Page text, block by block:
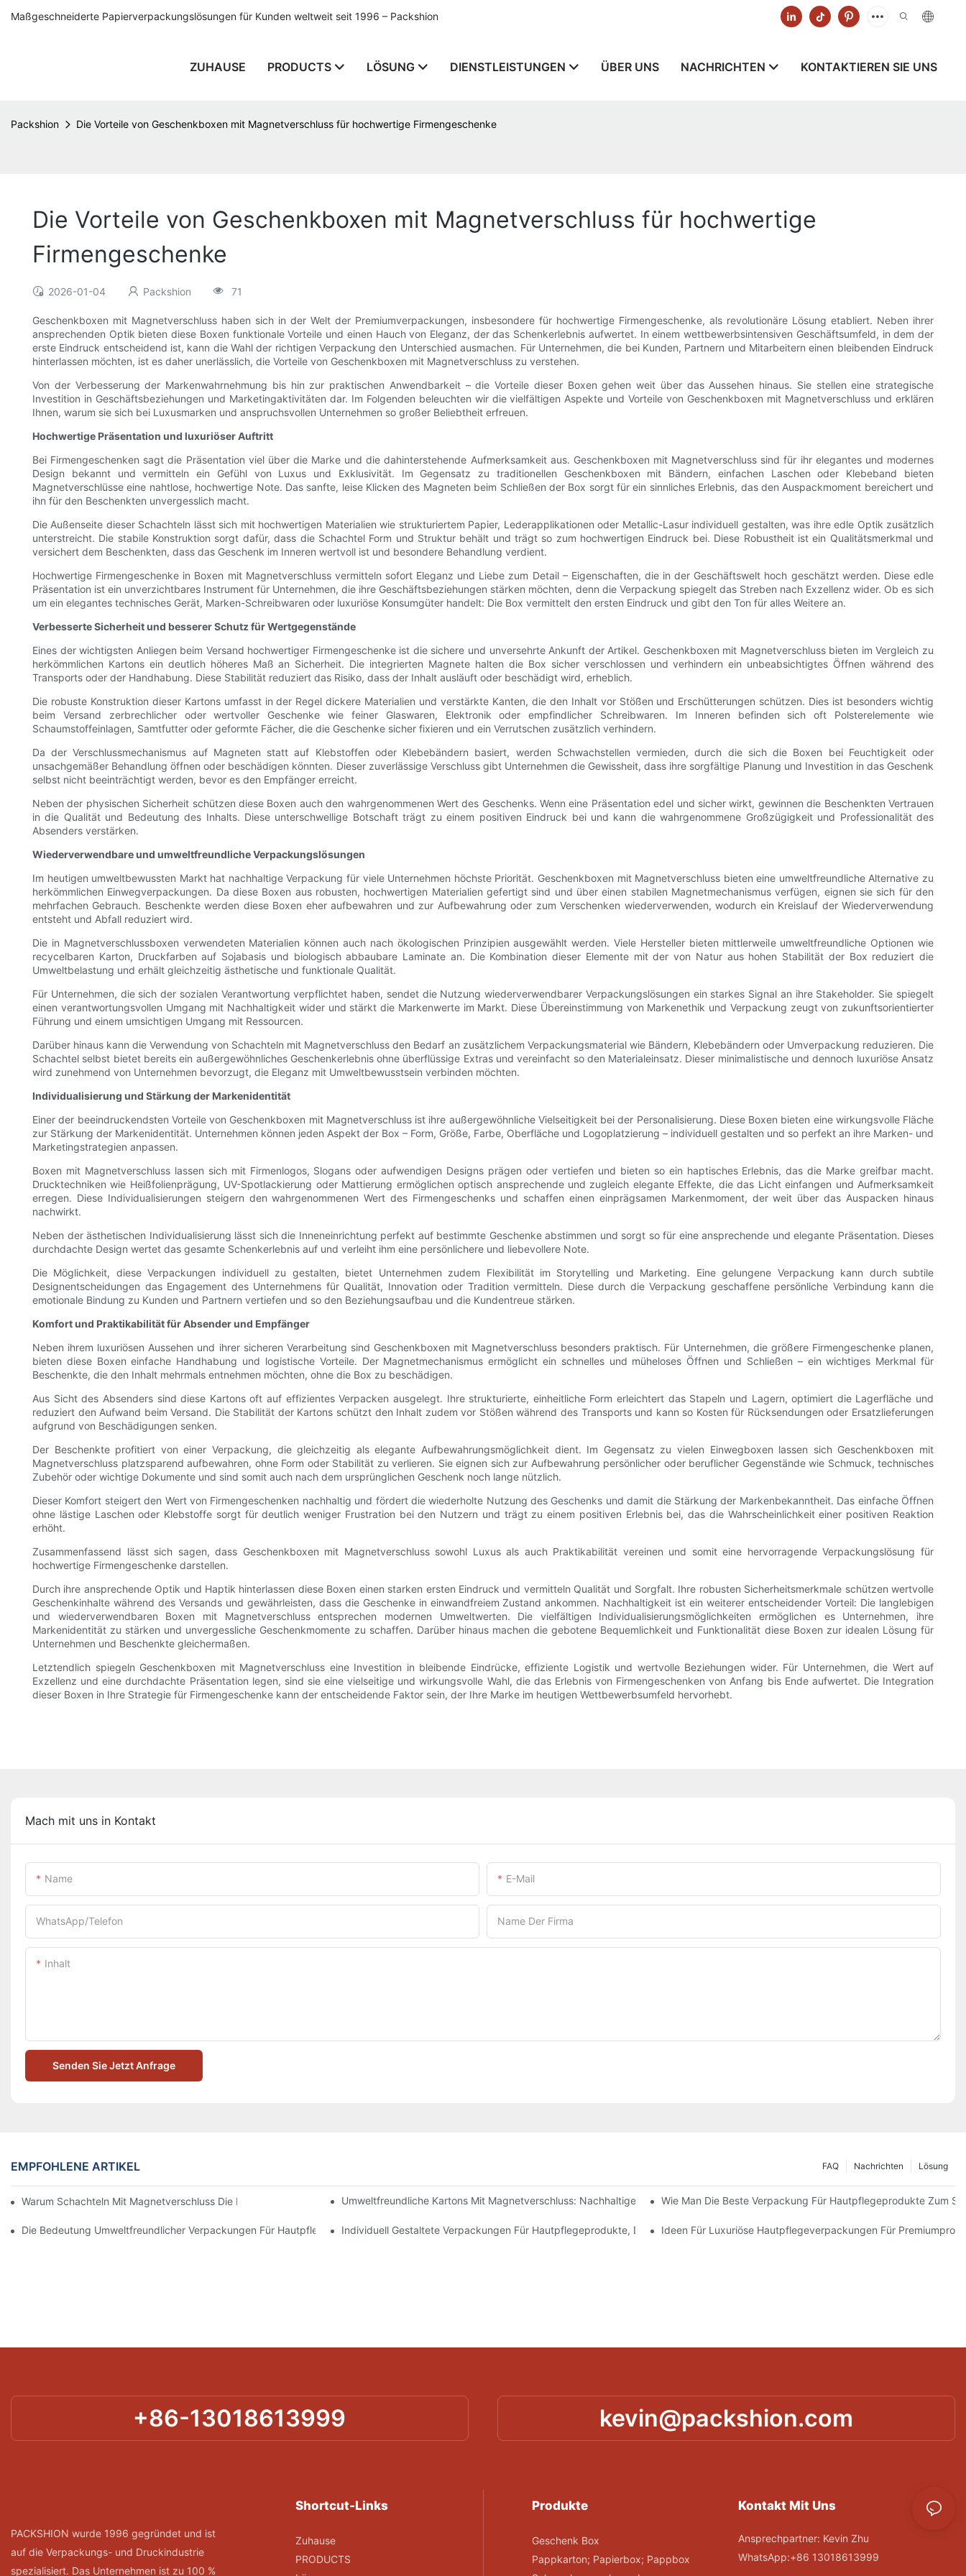
Maßgeschneiderte Papierverpackungslösungen für Kunden weltweit seit 1996 – Packshion
ZUHAUSE PRODUCTS LÖSUNG DIENSTLEISTUNGEN ÜBER UNS NACHRICHTEN KONTAKTIEREN SIE UNS
Packshion Die Vorteile von Geschenkboxen mit Magnetverschluss für hochwertige Firmengeschenke
Die Vorteile von Geschenkboxen mit Magnetverschluss für hochwertige
Firmengeschenke
2026-01-04 Packshion 71
Geschenkboxen mit Magnetverschluss haben sich in der Welt der Premiumverpackungen, insbesondere für hochwertige Firmengeschenke, als revolutionäre Lösung etabliert. Neben ihrer
ansprechenden Optik bieten diese Boxen funktionale Vorteile und einen Hauch von Eleganz, der das Schenkerlebnis aufwertet. In einem wettbewerbsintensiven Geschäftsumfeld, in dem der
erste Eindruck entscheidend ist, kann die Wahl der richtigen Verpackung den Unterschied ausmachen. Für Unternehmen, die bei Kunden, Partnern und Mitarbeitern einen bleibenden Eindruck
hinterlassen möchten, ist es daher unerlässlich, die Vorteile von Geschenkboxen mit Magnetverschluss zu verstehen.
Von der Verbesserung der Markenwahrnehmung bis hin zur praktischen Anwendbarkeit – die Vorteile dieser Boxen gehen weit über das Aussehen hinaus. Sie stellen eine strategische
Investition in Geschäftsbeziehungen und Marketingaktivitäten dar. Im Folgenden beleuchten wir die vielfältigen Aspekte und Vorteile von Geschenkboxen mit Magnetverschluss und erklären
Ihnen, warum sie sich bei Luxusmarken und anspruchsvollen Unternehmen so großer Beliebtheit erfreuen.
Hochwertige Präsentation und luxuriöser Auftritt
Bei Firmengeschenken sagt die Präsentation viel über die Marke und die dahinterstehende Aufmerksamkeit aus. Geschenkboxen mit Magnetverschluss sind für ihr elegantes und modernes
Design bekannt und vermitteln ein Gefühl von Luxus und Exklusivität. Im Gegensatz zu traditionellen Geschenkboxen mit Bändern, einfachen Laschen oder Klebeband bieten
Magnetverschlüsse eine nahtlose, hochwertige Note. Das sanfte, leise Klicken des Magneten beim Schließen der Box sorgt für ein sinnliches Erlebnis, das den Auspackmoment bereichert und
ihn für den Beschenkten unvergesslich macht.
Die Außenseite dieser Schachteln lässt sich mit hochwertigen Materialien wie strukturiertem Papier, Lederapplikationen oder Metallic-Lasur individuell gestalten, was ihre edle Optik zusätzlich
unterstreicht. Die stabile Konstruktion sorgt dafür, dass die Schachtel Form und Struktur behält und trägt so zum hochwertigen Eindruck bei. Diese Robustheit ist ein Qualitätsmerkmal und
versichert dem Beschenkten, dass das Geschenk im Inneren wertvoll ist und besondere Behandlung verdient.
Hochwertige Firmengeschenke in Boxen mit Magnetverschluss vermitteln sofort Eleganz und Liebe zum Detail – Eigenschaften, die in der Geschäftswelt hoch geschätzt werden. Diese edle
Präsentation ist ein unverzichtbares Instrument für Unternehmen, die ihre Geschäftsbeziehungen stärken möchten, denn die Verpackung spiegelt das Streben nach Exzellenz wider. Ob es sich
um ein elegantes technisches Gerät, Marken-Schreibwaren oder luxuriöse Konsumgüter handelt: Die Box vermittelt den ersten Eindruck und gibt den Ton für alles Weitere an.
Verbesserte Sicherheit und besserer Schutz für Wertgegenstände
Eines der wichtigsten Anliegen beim Versand hochwertiger Firmengeschenke ist die sichere und unversehrte Ankunft der Artikel. Geschenkboxen mit Magnetverschluss bieten im Vergleich zu
herkömmlichen Kartons ein deutlich höheres Maß an Sicherheit. Die integrierten Magnete halten die Box sicher verschlossen und verhindern ein unbeabsichtigtes Öffnen während des
Transports oder der Handhabung. Diese Stabilität reduziert das Risiko, dass der Inhalt ausläuft oder beschädigt wird, erheblich.
Die robuste Konstruktion dieser Kartons umfasst in der Regel dickere Materialien und verstärkte Kanten, die den Inhalt vor Stößen und Erschütterungen schützen. Dies ist besonders wichtig
beim Versand zerbrechlicher oder wertvoller Geschenke wie feiner Glaswaren, Elektronik oder empfindlicher Schreibwaren. Im Inneren befinden sich oft Polsterelemente wie
Schaumstoffeinlagen, Samtfutter oder geformte Fächer, die die Geschenke sicher fixieren und ein Verrutschen zusätzlich verhindern.
Da der Verschlussmechanismus auf Magneten statt auf Klebstoffen oder Klebebändern basiert, werden Schwachstellen vermieden, durch die sich die Boxen bei Feuchtigkeit oder
unsachgemäßer Behandlung öffnen oder beschädigen könnten. Dieser zuverlässige Verschluss gibt Unternehmen die Gewissheit, dass ihre sorgfältige Planung und Investition in das Geschenk
selbst nicht beeinträchtigt werden, bevor es den Empfänger erreicht.
Neben der physischen Sicherheit schützen diese Boxen auch den wahrgenommenen Wert des Geschenks. Wenn eine Präsentation edel und sicher wirkt, gewinnen die Beschenkten Vertrauen
in die Qualität und Bedeutung des Inhalts. Diese unterschwellige Botschaft trägt zu einem positiven Eindruck bei und kann die wahrgenommene Großzügigkeit und Professionalität des
Absenders verstärken.
Wiederverwendbare und umweltfreundliche Verpackungslösungen
Im heutigen umweltbewussten Markt hat nachhaltige Verpackung für viele Unternehmen höchste Priorität. Geschenkboxen mit Magnetverschluss bieten eine umweltfreundliche Alternative zu
herkömmlichen Einwegverpackungen. Da diese Boxen aus robusten, hochwertigen Materialien gefertigt sind und über einen stabilen Magnetmechanismus verfügen, eignen sie sich für den
mehrfachen Gebrauch. Beschenkte werden diese Boxen eher aufbewahren und zur Aufbewahrung oder zum Verschenken wiederverwenden, wodurch ein Kreislauf der Wiederverwendung
entsteht und Abfall reduziert wird.
Die in Magnetverschlussboxen verwendeten Materialien können auch nach ökologischen Prinzipien ausgewählt werden. Viele Hersteller bieten mittlerweile umweltfreundliche Optionen wie
recycelbaren Karton, Druckfarben auf Sojabasis und biologisch abbaubare Laminate an. Die Kombination dieser Elemente mit der von Natur aus hohen Stabilität der Box reduziert die
Umweltbelastung und erhält gleichzeitig ästhetische und funktionale Qualität.
Für Unternehmen, die sich der sozialen Verantwortung verpflichtet haben, sendet die Nutzung wiederverwendbarer Verpackungslösungen ein starkes Signal an ihre Stakeholder. Sie spiegelt
einen verantwortungsvollen Umgang mit Nachhaltigkeit wider und stärkt die Markenwerte im Markt. Diese Übereinstimmung von Markenethik und Verpackung zeugt von zukunftsorientierter
Führung und einem umsichtigen Umgang mit Ressourcen.
Darüber hinaus kann die Verwendung von Schachteln mit Magnetverschluss den Bedarf an zusätzlichem Verpackungsmaterial wie Bändern, Klebebändern oder Umverpackung reduzieren. Die
Schachtel selbst bietet bereits ein außergewöhnliches Geschenkerlebnis ohne überflüssige Extras und vereinfacht so den Materialeinsatz. Dieser minimalistische und dennoch luxuriöse Ansatz
wird zunehmend von Unternehmen bevorzugt, die Eleganz mit Umweltbewusstsein verbinden möchten.
Individualisierung und Stärkung der Markenidentität
Einer der beeindruckendsten Vorteile von Geschenkboxen mit Magnetverschluss ist ihre außergewöhnliche Vielseitigkeit bei der Personalisierung. Diese Boxen bieten eine wirkungsvolle Fläche
zur Stärkung der Markenidentität. Unternehmen können jeden Aspekt der Box – Form, Größe, Farbe, Oberfläche und Logoplatzierung – individuell gestalten und so perfekt an ihre Marken- und
Marketingstrategien anpassen.
Boxen mit Magnetverschluss lassen sich mit Firmenlogos, Slogans oder aufwendigen Designs prägen oder vertiefen und bieten so ein haptisches Erlebnis, das die Marke greifbar macht.
Drucktechniken wie Heißfolienprägung, UV-Spotlackierung oder Mattierung ermöglichen optisch ansprechende und zugleich elegante Effekte, die das Licht einfangen und Aufmerksamkeit
erregen. Diese Individualisierungen steigern den wahrgenommenen Wert des Firmengeschenks und schaffen einen einprägsamen Markenmoment, der weit über das Auspacken hinaus
nachwirkt.
Neben der ästhetischen Individualisierung lässt sich die Inneneinrichtung perfekt auf bestimmte Geschenke abstimmen und sorgt so für eine ansprechende und elegante Präsentation. Dieses
durchdachte Design wertet das gesamte Schenkerlebnis auf und verleiht ihm eine persönlichere und liebevollere Note.
Die Möglichkeit, diese Verpackungen individuell zu gestalten, bietet Unternehmen zudem Flexibilität im Storytelling und Marketing. Eine gelungene Verpackung kann durch subtile
Designentscheidungen das Engagement des Unternehmens für Qualität, Innovation oder Tradition vermitteln. Diese durch die Verpackung geschaffene persönliche Verbindung kann die
emotionale Bindung zu Kunden und Partnern vertiefen und so den Beziehungsaufbau und die Kundentreue stärken.
Komfort und Praktikabilität für Absender und Empfänger
Neben ihrem luxuriösen Aussehen und ihrer sicheren Verarbeitung sind Geschenkboxen mit Magnetverschluss besonders praktisch. Für Unternehmen, die größere Firmengeschenke planen,
bieten diese Boxen einfache Handhabung und logistische Vorteile. Der Magnetmechanismus ermöglicht ein schnelles und müheloses Öffnen und Schließen – ein wichtiges Merkmal für
Beschenkte, die den Inhalt mehrmals entnehmen möchten, ohne die Box zu beschädigen.
Aus Sicht des Absenders sind diese Kartons oft auf effizientes Verpacken ausgelegt. Ihre strukturierte, einheitliche Form erleichtert das Stapeln und Lagern, optimiert die Lagerfläche und
reduziert den Aufwand beim Versand. Die Stabilität der Kartons schützt den Inhalt zudem vor Stößen während des Transports und kann so Kosten für Rücksendungen oder Ersatzlieferungen
aufgrund von Beschädigungen senken.
Der Beschenkte profitiert von einer Verpackung, die gleichzeitig als elegante Aufbewahrungsmöglichkeit dient. Im Gegensatz zu vielen Einwegboxen lassen sich Geschenkboxen mit
Magnetverschluss platzsparend aufbewahren, ohne Form oder Stabilität zu verlieren. Sie eignen sich zur Aufbewahrung persönlicher oder beruflicher Gegenstände wie Schmuck, technisches
Zubehör oder wichtige Dokumente und sind somit auch nach dem ursprünglichen Geschenk noch lange nützlich.
Dieser Komfort steigert den Wert von Firmengeschenken nachhaltig und fördert die wiederholte Nutzung des Geschenks und damit die Stärkung der Markenbekanntheit. Das einfache Öffnen
ohne lästige Laschen oder Klebstoffe sorgt für deutlich weniger Frustration bei den Nutzern und trägt zu einem positiven Erlebnis bei, das die Wahrscheinlichkeit einer positiven Reaktion
erhöht.
Zusammenfassend lässt sich sagen, dass Geschenkboxen mit Magnetverschluss sowohl Luxus als auch Praktikabilität vereinen und somit eine hervorragende Verpackungslösung für
hochwertige Firmengeschenke darstellen.
Durch ihre ansprechende Optik und Haptik hinterlassen diese Boxen einen starken ersten Eindruck und vermitteln Qualität und Sorgfalt. Ihre robusten Sicherheitsmerkmale schützen wertvolle
Geschenkinhalte während des Versands und gewährleisten, dass die Geschenke in einwandfreiem Zustand ankommen. Nachhaltigkeit ist ein weiterer entscheidender Vorteil: Die langlebigen
und wiederverwendbaren Boxen mit Magnetverschluss entsprechen modernen Umweltwerten. Die vielfältigen Individualisierungsmöglichkeiten ermöglichen es Unternehmen, ihre
Markenidentität zu stärken und unvergessliche Geschenkmomente zu schaffen. Darüber hinaus machen die gebotene Bequemlichkeit und Funktionalität diese Boxen zur idealen Lösung für
Unternehmen und Beschenkte gleichermaßen.
Letztendlich spiegeln Geschenkboxen mit Magnetverschluss eine Investition in bleibende Eindrücke, effiziente Logistik und wertvolle Beziehungen wider. Für Unternehmen, die Wert auf
Exzellenz und eine durchdachte Präsentation legen, sind sie eine vielseitige und wirkungsvolle Wahl, die das Erlebnis von Firmengeschenken von Anfang bis Ende aufwertet. Die Integration
dieser Boxen in Ihre Strategie für Firmengeschenke kann der entscheidende Faktor sein, der Ihre Marke im heutigen Wettbewerbsumfeld hervorhebt.
Mach mit uns in Kontakt
Name E-Mail
WhatsApp/Telefon Name Der Firma
Inhalt
Senden Sie Jetzt Anfrage
EMPFOHLENE ARTIKEL Lösung
Nachrichten
FAQ
Warum Schachteln Mit Magnetverschluss Die Beste Wahl Für Hochwertige Verpackungen SindUmweltfreundliche Kartons Mit Magnetverschluss: Nachhaltige VerpackungslösungenWie Man Die Beste Verpackung Für Hautpflegeprodukte Zum
Die Bedeutung Umweltfreundlicher Verpackungen Für HautpflegeprodukteIndividuell Gestaltete Verpackungen Für Hautpflegeprodukte, Die Markentreue FördernIdeen Für Luxuriöse Hautpflegeverpackungen Für
+86-13018613999 kevin@packshion.com
PACKSHION wurde 1996 gegründet und ist
auf die Verpackungs- und Druckindustrie
spezialisiert. Das Unternehmen ist zu 100 %
Shortcut-Links
Zuhause
PRODUCTS
Produkte
Geschenk Box
Pappkarton; Papierbox; Pappbox
Kontakt Mit Uns
Ansprechpartner: Kevin Zhu
WhatsApp:+86 13018613999